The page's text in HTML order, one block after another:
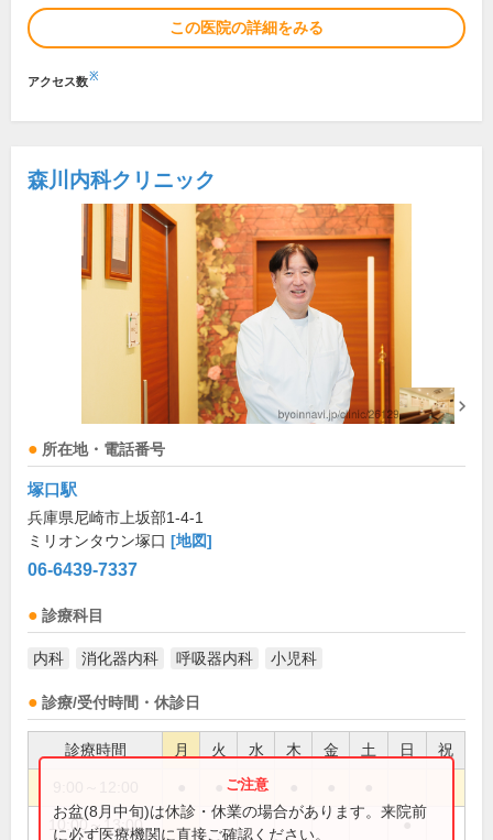
この医院の詳細をみる
アクセス数※
森川内科クリニック
所在地・電話番号
塚口駅
兵庫県尼崎市上坂部1-4-1
ミリオンタウン塚口 [地図]
06-6439-7337
診療科目
内科 消化器内科 呼吸器内科 小児科
診療/受付時間・休診日
診療時間 月 火 水 木 金 土 日 祝
10:00～13:00 ●
お盆(8月中旬)は休診・休業の場合があります。来院前
に必ず医療機関に直接ご確認ください。